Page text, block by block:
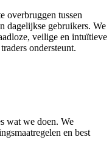
overbruggen tussen
dagelijkse gebruikers. We
veilige en intuïtieve
ondersteunt.
wat we doen. We
en best